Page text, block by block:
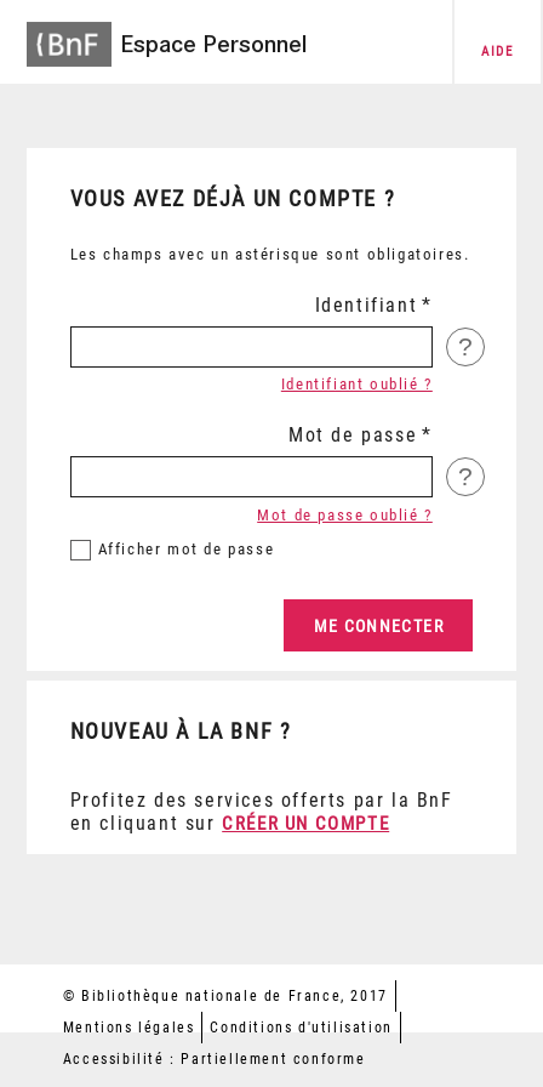
Espace Personnel AIDE
VOUS AVEZ DÉJÀ UN COMPTE ?
Les champs avec un astérisque sont obligatoires.
Identifiant
?
Identifiant oublié ?
Mot de passe
?
Afficher mot de passe
Mot de passe oublié ?
NOUVEAU À LA BNF ?
Profitez des services offerts par la BnF
en cliquant sur CRÉER UN COMPTE
© Bibliothèque nationale de France, 2017
Mentions légales
Conditions d'utilisation
Accessibilité : Partiellement conforme